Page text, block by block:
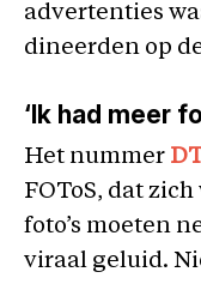
advertenties
dineerden op
‘Ik had meer
Het nummer
FOToS, dat
foto’s moeten
viraal geluid.